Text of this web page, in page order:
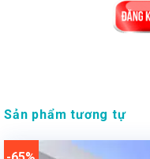
Sản phẩm tương tự